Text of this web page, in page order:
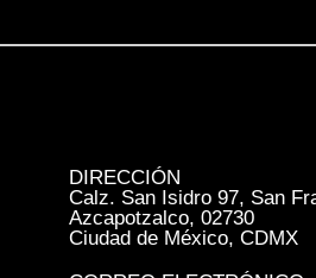
DIRECCIÓN
Calz. San Isidro 97, San
Azcapotzalco, 02730
Ciudad de México, CDMX